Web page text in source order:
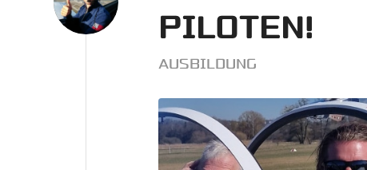
PILOTEN!
AUSBILDUNG